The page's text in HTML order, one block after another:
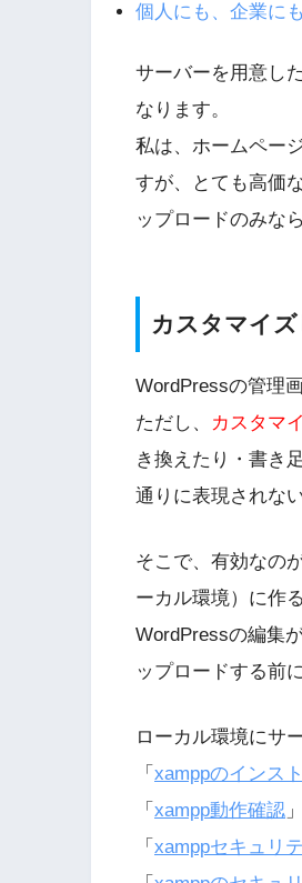
個人にも、企業に
サーバーを用意し
なります。
私は、ホームペー
すが、とても高価
ップロードのみな
カスタマイ
WordPressの管理
ただし、
カスタマ
き換えたり・書き
通りに表現されな
そこで、有効なの
ーカル環境）に作
WordPressの編集
ップロードする前
ローカル環境にサ
「 xamppのインス
「 xampp動作確認 」
「 xamppセキュリ